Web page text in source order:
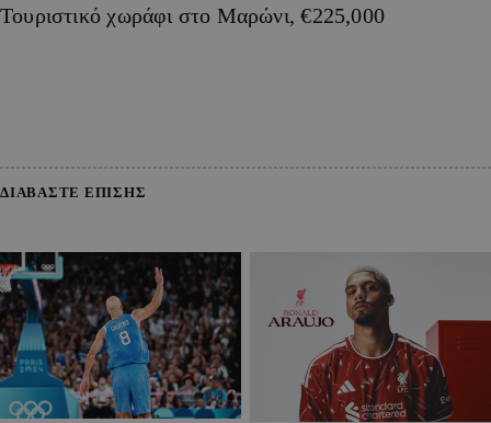
Τουριστικό χωράφι στο Μαρώνι, €225,000
ΔΙΑΒΑΣΤΕ ΕΠΙΣΗΣ